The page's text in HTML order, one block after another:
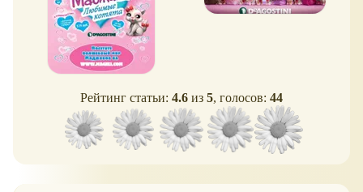
Рейтинг статьи: 4.6 из 5, голосов: 44